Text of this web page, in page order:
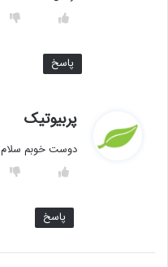
پاسخ
پربیوتیک
ت دوست خوبم
پاسخ